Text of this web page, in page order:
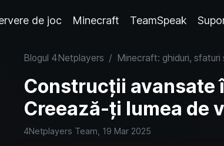
de joc Minecraft TeamSpeak
Blogul 4Netplayers / Minecraft: ghiduri, sfaturi
Construcții avansate
Creează-ți lumea de
4Netplayers Team, 19 Mar 2025